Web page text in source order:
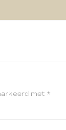
met *